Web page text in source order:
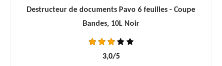
Destructeur de documents Pavo 6 feuilles - Coupe
Bandes, 10L Noir
3,0/5